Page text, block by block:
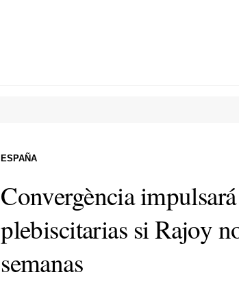
Convergència
plebiscitarias si Rajoy
semanas
ESPAÑA